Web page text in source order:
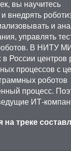
вы научитесь
внедрять
и
управлять
В НИТУ
России центров
процессов с
роботов
процесс.
ИТ-
треке